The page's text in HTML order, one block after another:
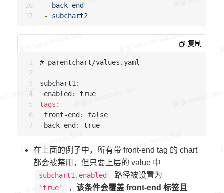
-
back-end
-
subchart2
复制
# parentchart/values.yaml
subchart1:
tags:
front-end: false
在上面的例子中，所有带 front-end tag 的 chart
都会被禁用，但只要上层的 value 中
subchart1.enabled 路径被设置为
'true' ，该条件会覆盖 front-end 标签且